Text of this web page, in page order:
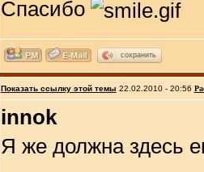
Спасибо
сохранить
Показать ссылку этой темы 22.02.2010 - 20:56
innok
Я же должна здесь